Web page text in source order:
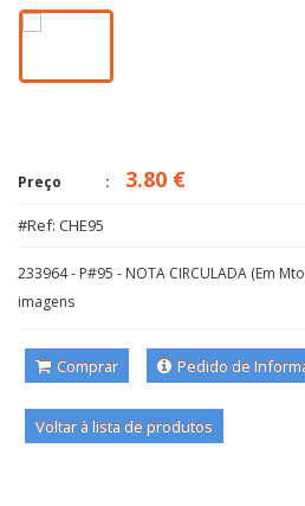
Preço 3.80 €
#Ref: CHE95
233964 - P#95 - NOTA CIRCULADA (Em
imagens
Comprar Pedido de
Voltar à lista de produtos